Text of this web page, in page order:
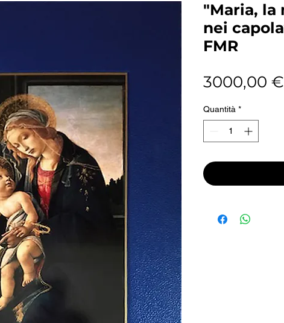
"Maria, la
nei
FMR
3000,00 €
Quantità *